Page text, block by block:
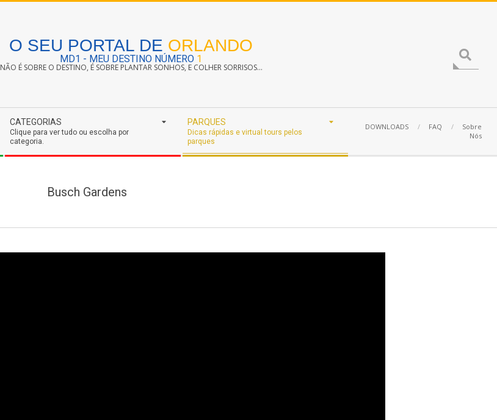
O SEU PORTAL DE ORLANDO
MD1 - MEU DESTINO NÚMERO 1
NÃO É SOBRE O DESTINO, É SOBRE PLANTAR SONHOS, E COLHER SORRISOS...
CATEGORIAS
Clique para ver tudo ou escolha por
categoria.
PARQUES
Dicas rápidas e virtual tours pelos
parques
DOWNLOADS FAQ
Sobre
Nós
Busch Gardens